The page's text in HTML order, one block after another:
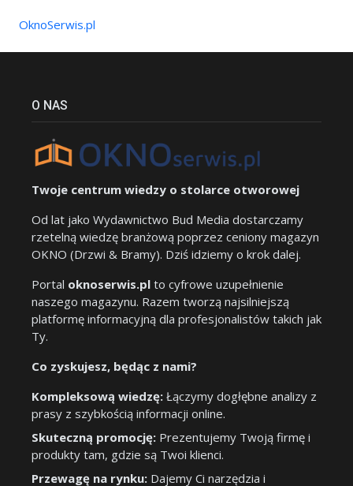
OknoSerwis.pl
O NAS
Twoje centrum wiedzy o stolarce otworowej
Od lat jako Wydawnictwo Bud Media dostarczamy
rzetelną wiedzę branżową poprzez ceniony magazyn
OKNO (Drzwi & Bramy). Dziś idziemy o krok dalej.
Portal oknoserwis.pl to cyfrowe uzupełnienie
naszego magazynu. Razem tworzą najsilniejszą
platformę informacyjną dla profesjonalistów takich jak
Ty.
Co zyskujesz, będąc z nami?
Kompleksową wiedzę: Łączymy dogłębne analizy z
prasy z szybkością informacji online.
Skuteczną promocję: Prezentujemy Twoją firmę i
produkty tam, gdzie są Twoi klienci.
Przewagę na rynku: Dajemy Ci narzędzia i